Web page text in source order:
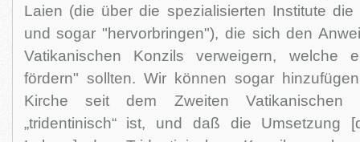
Laien (die über die spezialisierten Institute die
und sogar "hervorbringen"), die sich den
Vatikanischen Konzils verweigern, welche
fördern" sollten. Wir können sogar
Kirche seit dem Zweiten
„tridentinisch“ ist, und daß die Umsetzung